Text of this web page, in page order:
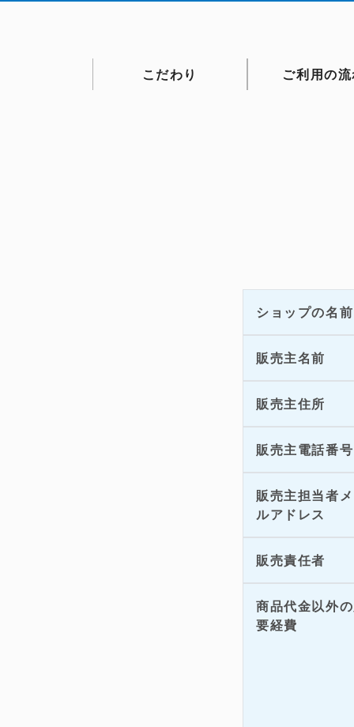
こだわり ご利用の
ショップの名前
販売主名前
販売主住所
販売主電話番号
販売主担当者
ルアドレス
販売責任者
商品代金以外
要経費